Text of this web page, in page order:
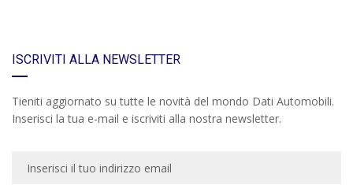
ISCRIVITI ALLA NEWSLETTER
Tieniti aggiornato su tutte le novità del mondo Dati Automobili.
Inserisci la tua e-mail e iscriviti alla nostra newsletter.